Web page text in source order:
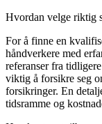
Hvordan velge riktig
For å finne en
håndverkere med
referanser fra
viktig å forsikre seg
forsikringer. En
tidsramme og